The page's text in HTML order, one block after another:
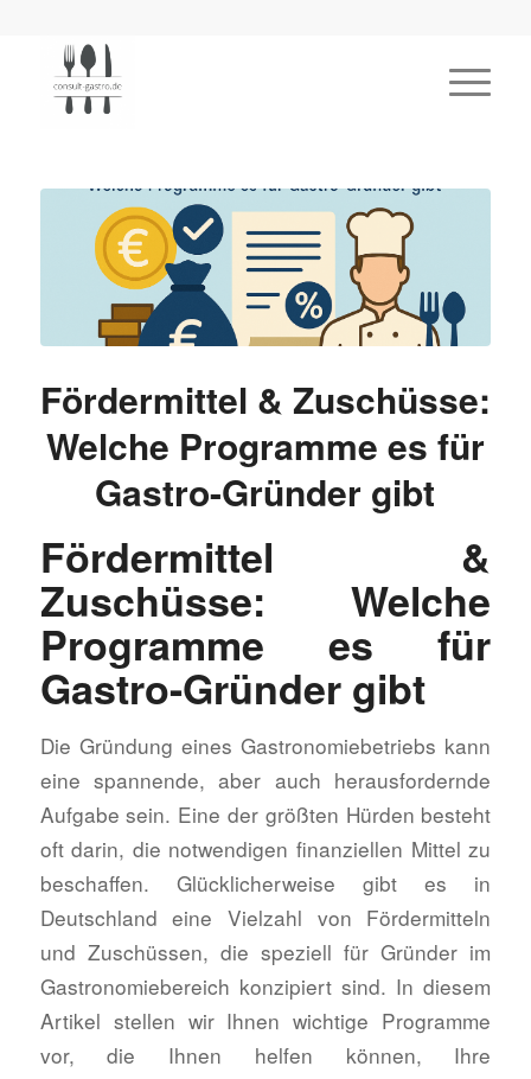
Fördermittel & Zuschüsse:
Welche Programme es für
Gastro-Gründer gibt
Fördermittel &
Zuschüsse: Welche
Programme es für
Gastro-Gründer gibt
Die Gründung eines Gastronomiebetriebs kann
eine spannende, aber auch herausfordernde
Aufgabe sein. Eine der größten Hürden besteht
oft darin, die notwendigen finanziellen Mittel zu
beschaffen. Glücklicherweise gibt es in
Deutschland eine Vielzahl von Fördermitteln
und Zuschüssen, die speziell für Gründer im
Gastronomiebereich konzipiert sind. In diesem
Artikel stellen wir Ihnen wichtige Programme
vor, die Ihnen helfen können, Ihre